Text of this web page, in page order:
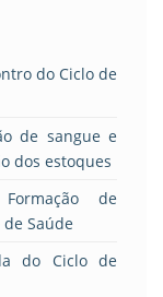
do Ciclo de
de sangue e
dos estoques
de
Saúde
do Ciclo de